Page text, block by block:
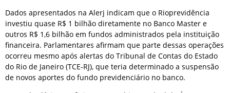
Dados apresentados na Alerj indicam que o Rioprevidência
investiu quase R$ 1 bilhão diretamente no Banco Master e
outros R$ 1,6 bilhão em fundos administrados pela instituição
financeira. Parlamentares afirmam que parte dessas operações
ocorreu mesmo após alertas do Tribunal de Contas do Estado
do Rio de Janeiro (TCE-RJ), que teria determinado a suspensão
de novos aportes do fundo previdenciário no banco.